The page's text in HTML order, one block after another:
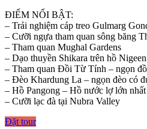
ĐIỂM NỔI BẬT:
– Trải nghiệm cáp treo Gulmarg
– Cưỡi ngựa tham quan sông băng
– Tham quan Mughal Gardens
– Dạo thuyền Shikara trên hồ Nigeen
– Tham quan Đồi Từ Tính – ngọn
– Đèo Khardung La – ngọn đèo có
– Hồ Pangong – Hồ nước lợ lớn
– Cưỡi lạc đà tại Nubra Valley
Đặt tour